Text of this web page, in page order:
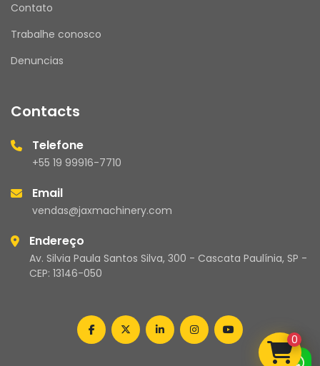
Contato
Trabalhe conosco
Denuncias
Contacts
Telefone
+55 19 99916-7710
Email
vendas@jaxmachinery.com
Endereço
Av. Silvia Paula Santos Silva, 300 - Cascata Paulínia, SP -
CEP: 13146-050
facebooktwitterlinkedininstagramyoutube 0